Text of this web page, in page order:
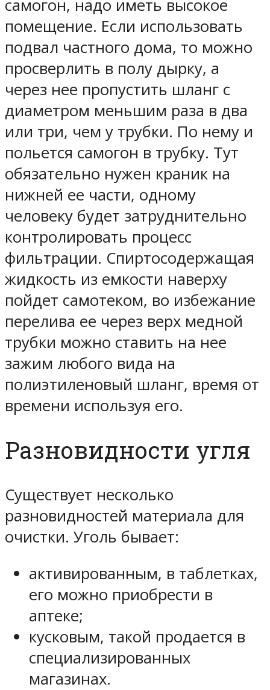
самогон, надо иметь высокое
помещение. Если использовать
подвал частного дома, то можно
просверлить в полу дырку, а
через нее пропустить шланг с
диаметром меньшим раза в два
или три, чем у трубки. По нему и
польется самогон в трубку. Тут
обязательно нужен краник на
нижней ее части, одному
человеку будет затруднительно
контролировать процесс
фильтрации. Спиртосодержащая
жидкость из емкости наверху
пойдет самотеком, во избежание
перелива ее через верх медной
трубки можно ставить на нее
зажим любого вида на
полиэтиленовый шланг, время от
времени используя его.
Разновидности угля
Существует несколько
разновидностей материала для
очистки. Уголь бывает:
активированным, в таблетках,
его можно приобрести в
аптеке;
кусковым, такой продается в
специализированных
магазинах.